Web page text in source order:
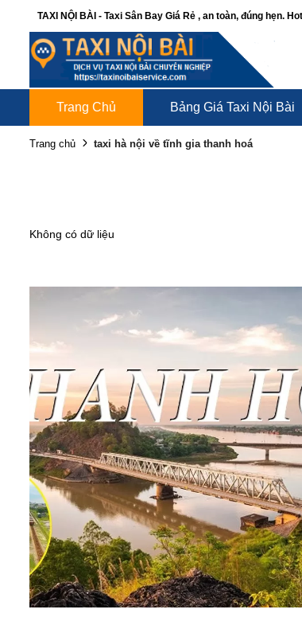
TAXI NỘI BÀI - Taxi Sân Bay Giá Rẻ , an toàn, đúng hẹn.
Trang Chủ Bảng Giá Taxi Nội Bài
Trang chủ taxi hà nội về tĩnh gia thanh hoá
Không có dữ liệu